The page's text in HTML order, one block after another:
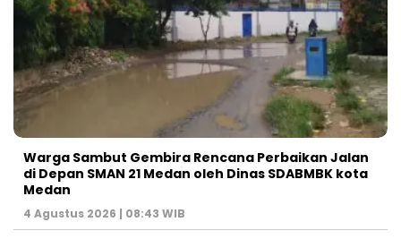
Warga Sambut Gembira Rencana Perbaikan Jalan
di Depan SMAN 21 Medan oleh Dinas SDABMBK kota
Medan
4 Agustus 2026 | 08:43 WIB